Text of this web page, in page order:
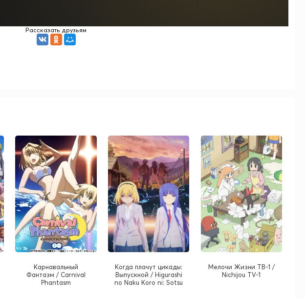
Рассказать друзьям
Карнавальный
Фантазм / Carnival
Phantasm
Когда плачут цикады:
Выпускной / Higurashi
no Naku Koro ni: Sotsu
Мелочи Жизни ТВ-1 /
Nichijou TV-1